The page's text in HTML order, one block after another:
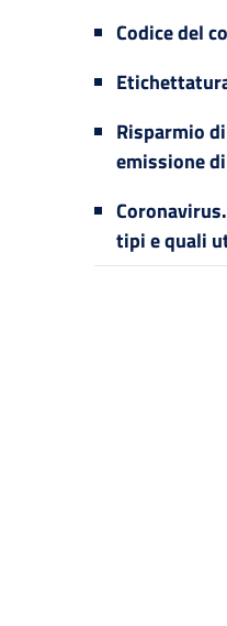
Codice del
Risparmio
emissione
tipi e quali